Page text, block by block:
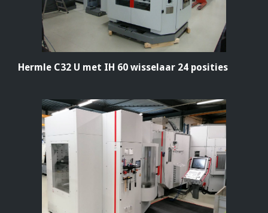
Hermle C32 U met IH 60 wisselaar 24 posities